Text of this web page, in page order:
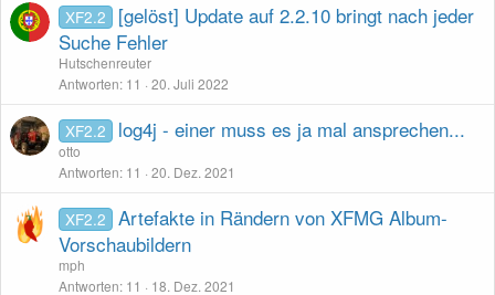
XF2.2
[gelöst] Update auf 2.2.10 bringt nach jeder
Suche Fehler
Hutschenreuter
Antworten 11 20. Juli 2022
XF2.2 log4j - einer muss es ja mal ansprechen...
otto
Antworten 11 20. Dez. 2021
XF2.2 Artefakte in Rändern von XFMG Album-
Vorschaubildern
mph
Antworten 11 18. Dez. 2021